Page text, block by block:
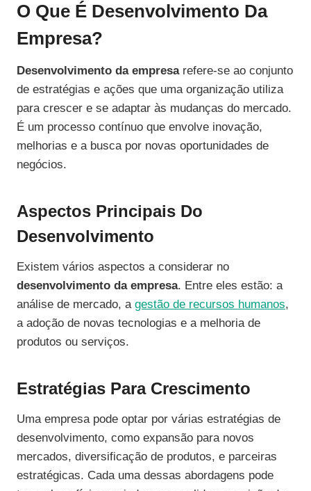
O Que É Desenvolvimento Da
Empresa?
Desenvolvimento da empresarefere-se ao conjunto
de estratégias e ações que uma organização utiliza
para crescer e se adaptar às mudanças do mercado.
É um processo contínuo que envolve inovação,
melhorias e a busca por novas oportunidades de
negócios.
Aspectos Principais Do
Desenvolvimento
Existem vários aspectos a considerar no
desenvolvimento da empresa. Entre eles estão: a
análise de mercado, a gestão de recursos humanos,
a adoção de novas tecnologias e a melhoria de
produtos ou serviços.
Estratégias Para Crescimento
Uma empresa pode optar por várias estratégias de
desenvolvimento, como expansão para novos
mercados, diversificação de produtos, e parceiras
estratégicas. Cada uma dessas abordagens pode